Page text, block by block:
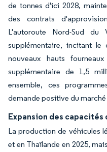
de tonnes d'ici 2028,
des contrats
L'autoroute Nord-Sud du
supplémentaire, incitant
nouveaux hauts
supplémentaire de 1,5
ensemble, ces
demande positive du
Expansion des
La production de véhicules
et en Thaïlande en 2025,